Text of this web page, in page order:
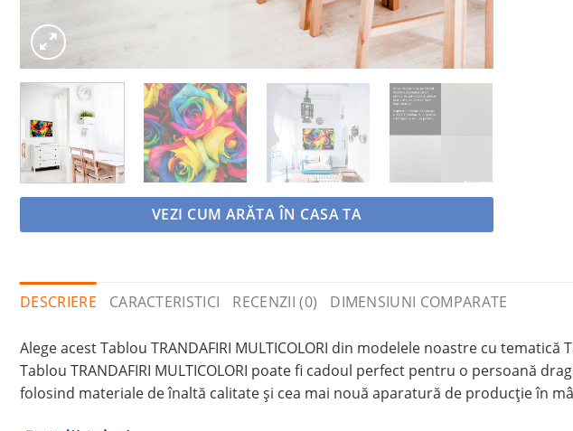
VEZI CUM ARĂTA ÎN CASA TA
DESCRIERE CARACTERISTICI RECENZII (0) DIMENSIUNI COMPARATE
Alege acest Tablou TRANDAFIRI MULTICOLORI din modelele noastre cu
Tablou TRANDAFIRI MULTICOLORI poate fi cadoul perfect pentru o persoană
folosind materiale de înaltă calitate și cea mai nouă aparatură de producție în